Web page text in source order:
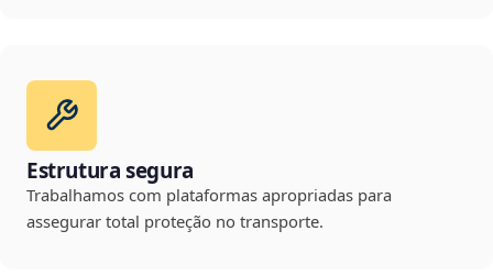
Estrutura segura
Trabalhamos com plataformas apropriadas para
assegurar total proteção no transporte.